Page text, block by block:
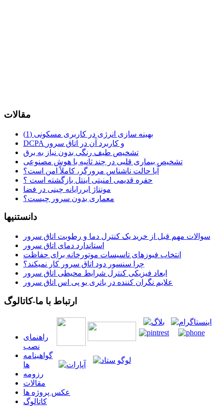
مقالات
بهینه سازی انرژی در کاربری مسکونی (1)
DCPA و کاربرد آن در اتاق سرور
تشخیص طیف رنگی بدون نیاز به برق
تشخیص بیماری قلبی در چند ثانیه با هوش مصنوعی
آیا حالت ناشناس مرورگر، کاملاً امن است؟
حفره قدیمی امنیتی اینتل بازگشته است ؟
مونتاژ ابررایانه چینی در فضا
معماری بدون سرور چیست؟
دانستنیها
سوالات مهم قبل از خرید یک کنترل دما و رطوبت اتاق سرور
استاندارد دمای اتاق سرور
انتخاب فیوزهای تاسیسات موتورخانه برای حفاظت
چرا سنسور دود اتاق سرور کار نمیکند؟
ابعاد فیزیکی کنترل شرایط محیطی اتاق سرور
علایم نگران کننده در باتری یو پی اس اتاق سرور
ارتباط با ما-کاتالوگ
راهنمای
نصب
گواهينامه
ها
رزومه
مقالات
عکس پروژه ها
کاتالوگ